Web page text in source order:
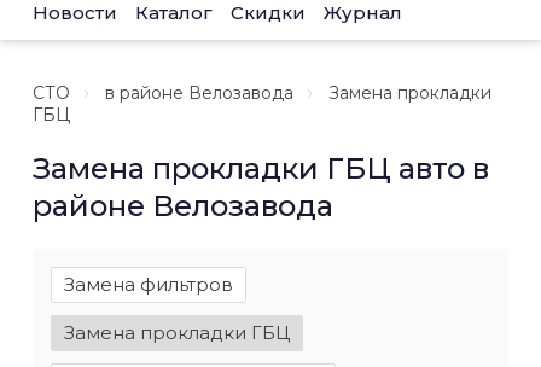
Новости Каталог Скидки Журнал
СТО в районе Велозавода
Замена прокладки
ГБЦ
Замена прокладки ГБЦ авто в
районе Велозавода
Замена фильтров
Замена прокладки ГБЦ